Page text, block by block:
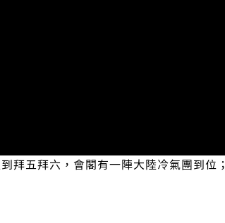
拜五拜六，會閣有一陣大陸冷氣團到位；